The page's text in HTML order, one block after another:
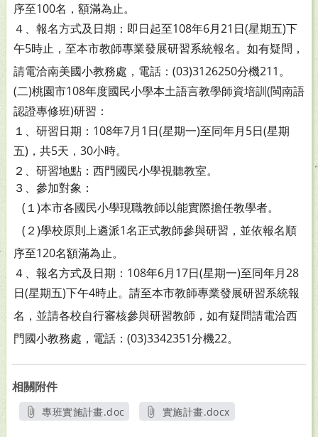
序至100名，額滿為止。
４、報名方式及日期：即日起至108年6月21日(星期五)下
午5時止，至本市教師專業發展研習系統報名。如有疑問，
請電洽南美國小教務處，電話：(03)3126250分機211。
(二)桃園市108年度國民小學本土語言教學師資培訓(閩南語
認證專修班)研習：
１、研習日期：108年7月1日(星期一)至同年月5日(星期
五)，共5天，30小時。
２、研習地點：西門國民小學視聽教室。
３、參加對象：
(１)本市各國民小學現職教師以能實際擔任教學者。
(２)學校原則上遴派1名正式教師參與研習，並依報名順
序至120名額滿為止。
４、報名方式及日期：108年6月17日(星期一)至同年月28
日(星期五)下午4時止。請至本市教師專業發展研習系統報
名，並請各校自行審核參與研習教師，如有疑問請電洽西
門國小教務處，電話：(03)3342351分機22。
相關附件
專班實施計畫.doc
實施計畫.docx